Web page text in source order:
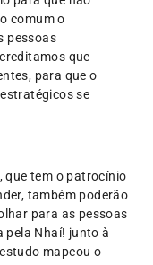
comum o
pessoas
que
para que o
se
que tem o patrocínio
também poderão
para as pessoas
pela Nhaí! junto à
mapeou o